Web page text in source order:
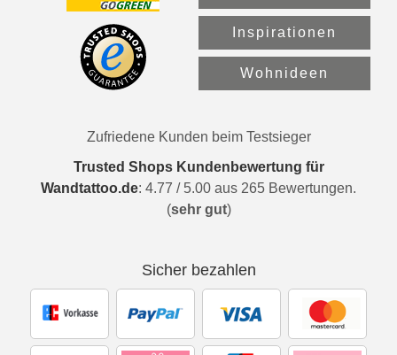
Inspirationen
Wohnideen
Zufriedene Kunden beim Testsieger
Trusted Shops Kundenbewertung für
Wandtattoo.de: 4.77 / 5.00 aus 265 Bewertungen.
(sehr gut)
Sicher bezahlen